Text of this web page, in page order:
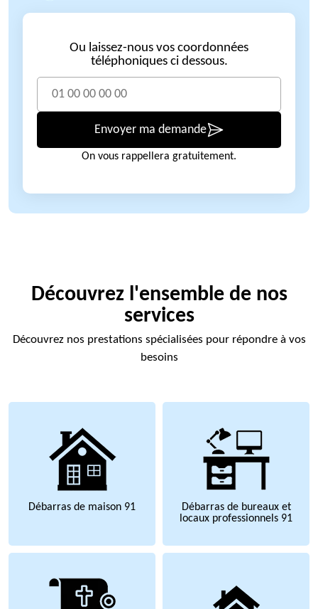
Ou laissez-nous vos coordonnées
téléphoniques ci dessous.
Envoyer ma demande
On vous rappellera gratuitement.
Découvrez l'ensemble de nos
services
Découvrez nos prestations spécialisées pour répondre à vos
besoins
Débarras de maison 91
Débarras de bureaux et
locaux professionnels 91